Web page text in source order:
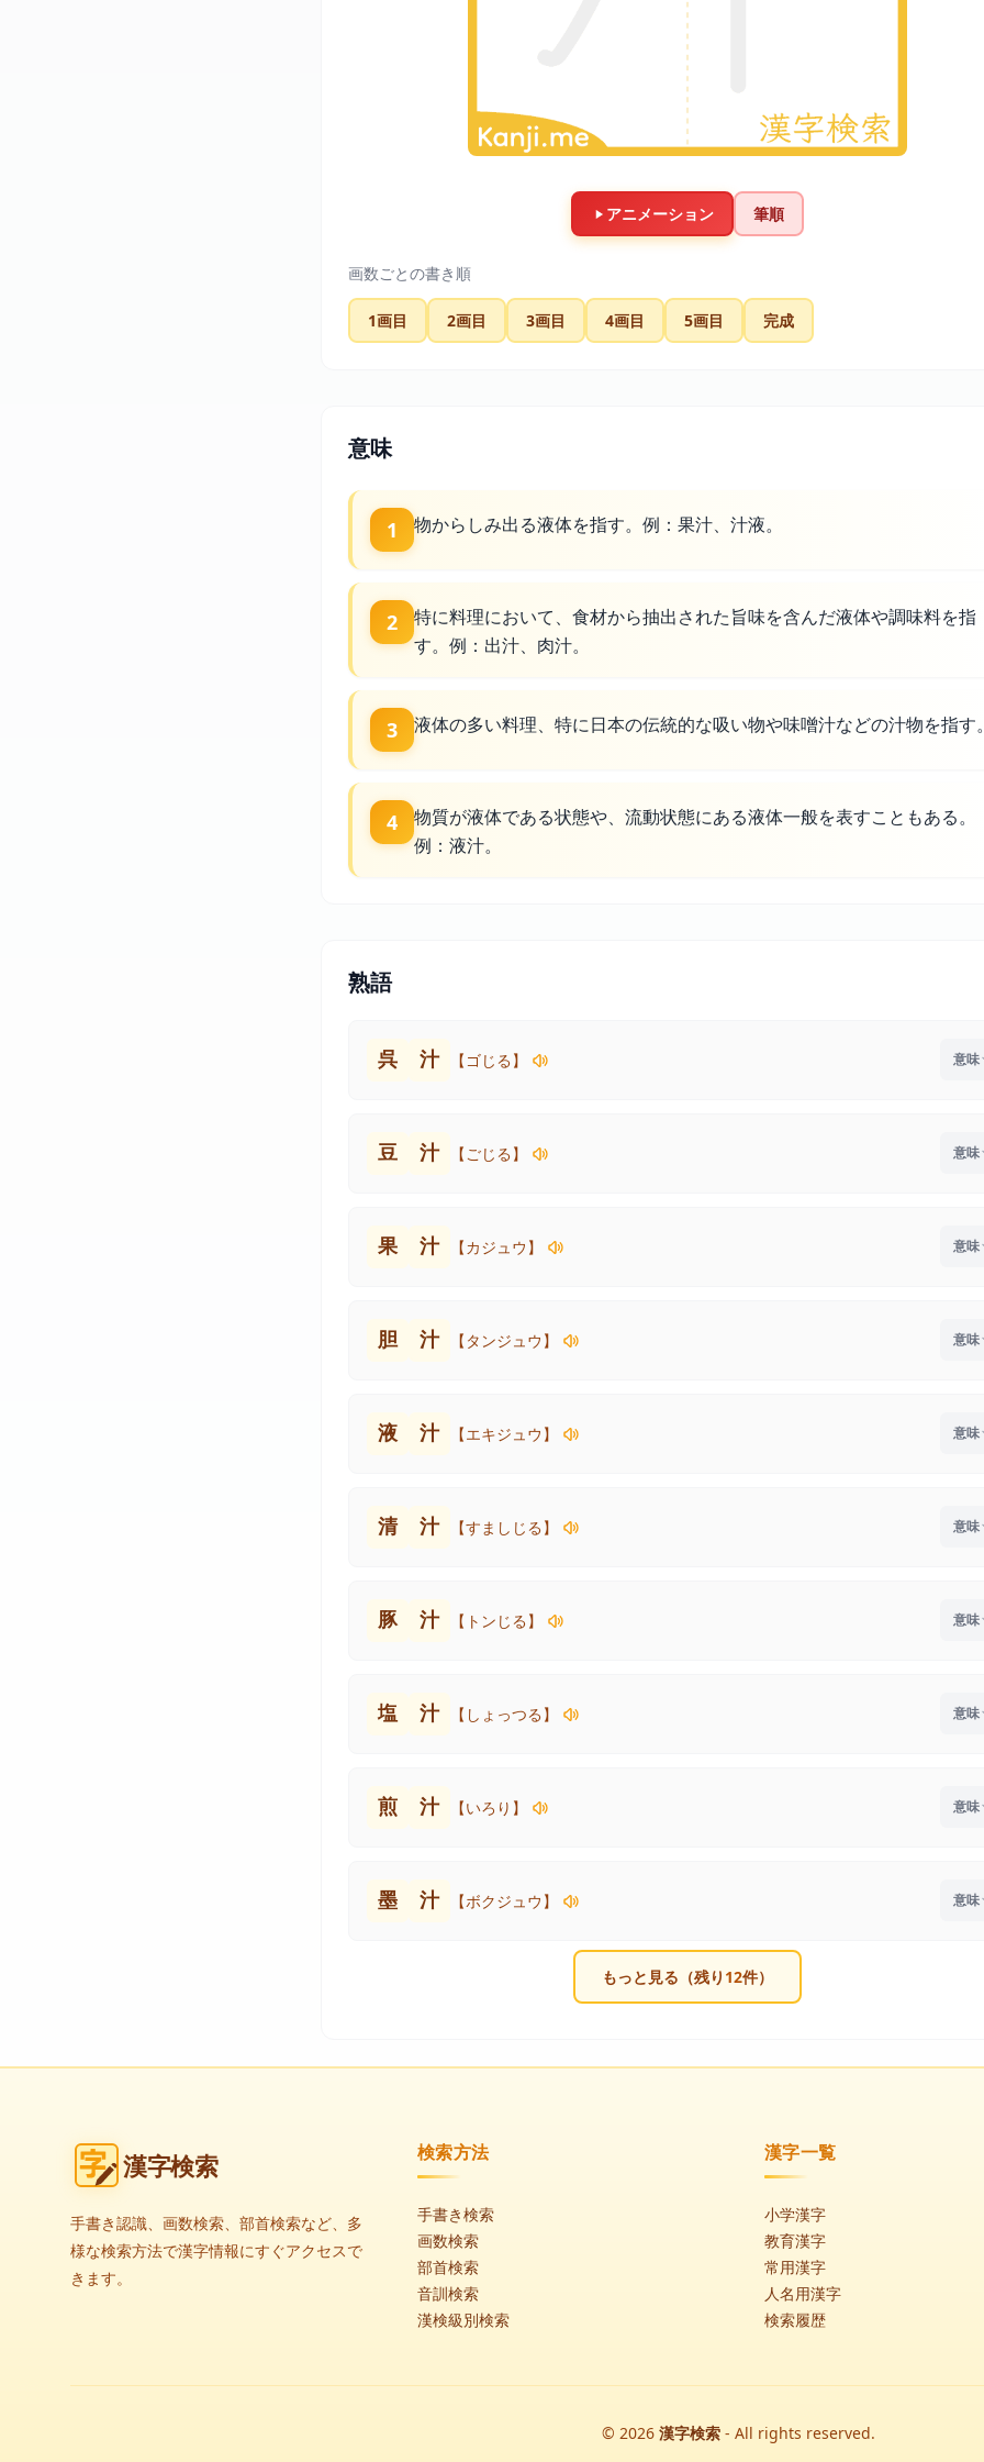
アニメーション 筆順
画数ごとの書き順
1画目 2画目 3画目 4画目 5画目 完成
意味
1 物からしみ出る液体を指す。例：果汁、汁液。
2
特に料理において、食材から抽出された旨味を含んだ液体や調味料を指
す。例：出汁、肉汁。
3 液体の多い料理、特に日本の伝統的な吸い物や味噌汁などの汁物を指す
4
物質が液体である状態や、流動状態にある液体一般を表すこともある。
例：液汁。
熟語
呉 汁 【ゴじる】
豆 汁 【ごじる】
果 汁 【カジュウ】
胆 汁 【タンジュウ】
液 汁 【エキジュウ】
清 汁 【すましじる】
豚 汁 【トンじる】
塩 汁 【しょっつる】
煎 汁 【いろり】
墨 汁 【ボクジュウ】
もっと見る（残り 12件）
漢字検索
手書き認識、画数検索、部首検索など、多
様な検索方法で漢字情報にすぐアクセスで
きます。
検索方法
手書き検索
画数検索
部首検索
音訓検索
漢検級別検索
漢字一覧
小学漢字
教育漢字
常用漢字
人名用漢字
検索履歴
© 2026 漢字検索- All rights reserved.